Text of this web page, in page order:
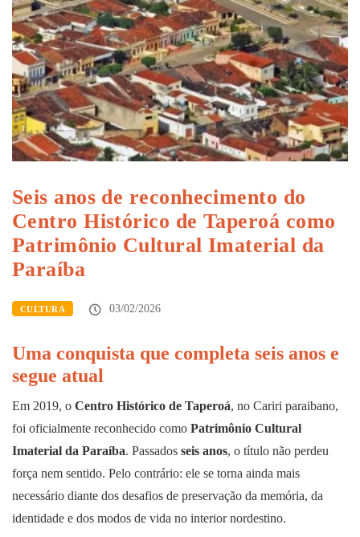
Seis anos de reconhecimento do
Centro Histórico de Taperoá como
Patrimônio Cultural Imaterial da
Paraíba
CULTURA 03/02/2026
Uma conquista que completa seis anos e
segue atual
Em 2019, o Centro Histórico de Taperoá, no Cariri paraibano,
foi oficialmente reconhecido como Patrimônio Cultural
Imaterial da Paraíba. Passados seis anos, o título não perdeu
força nem sentido. Pelo contrário: ele se torna ainda mais
necessário diante dos desafios de preservação da memória, da
identidade e dos modos de vida no interior nordestino.